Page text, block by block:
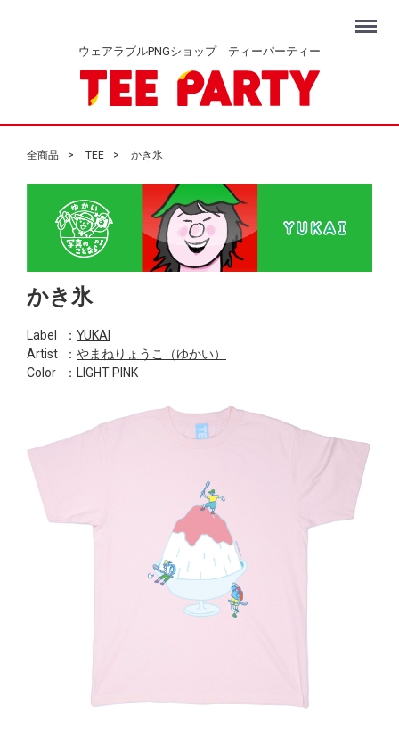
ウェアラブルPNGショップ ティーパーティー
Menu
全商品 TEE かき氷
かき氷
Label ： YUKAI
Artist
： やまねりょうこ（ゆかい）
Color
：LIGHT PINK